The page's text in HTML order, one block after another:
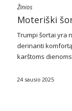
Žinios
Moteriški
Trumpi šortai yra
derinanti
karštoms
įvairių stilių ir
24 sausio 2025